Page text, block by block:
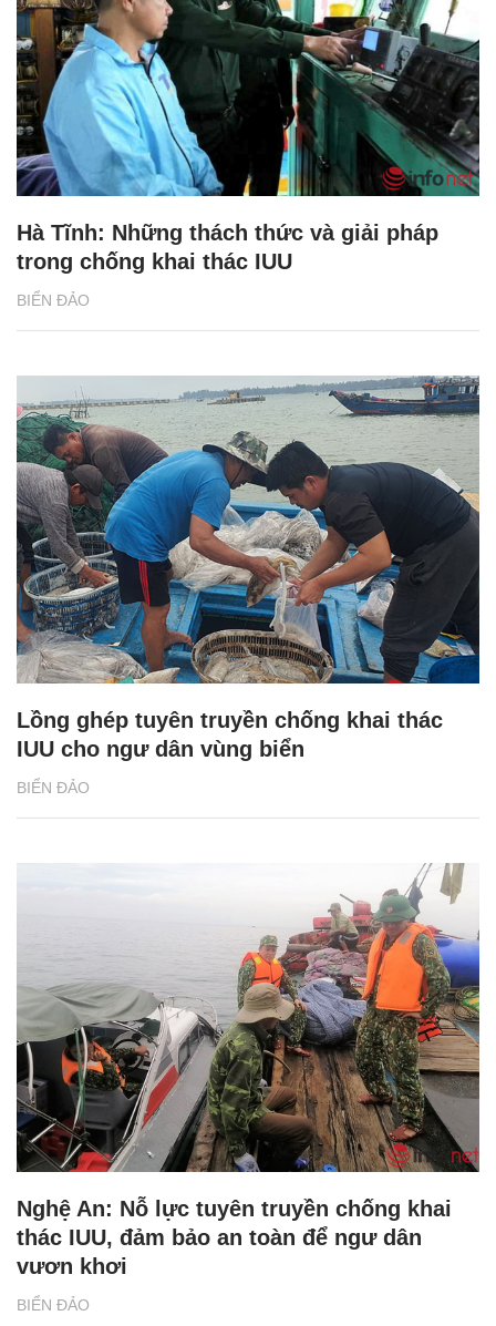
BIỂN ĐẢO
Hà Tĩnh: Những thách thức và giải pháp
trong chống khai thác IUU
BIỂN ĐẢO
Lồng ghép tuyên truyền chống khai thác
IUU cho ngư dân vùng biển
BIỂN ĐẢO
Nghệ An: Nỗ lực tuyên truyền chống khai
thác IUU, đảm bảo an toàn để ngư dân
vươn khơi